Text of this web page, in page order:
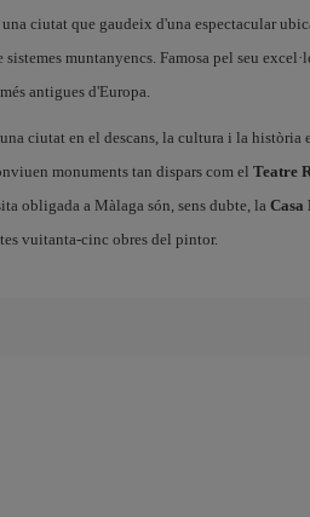
ciutat que gaudeix d'una espectacular
muntanyencs. Famosa pel seu
antigues d'Europa.
ciutat en el descans, la cultura i la història
monuments tan dispars com el Teatre
obligada a Màlaga són, sens dubte, la Casa
vuitanta-cinc obres del pintor.